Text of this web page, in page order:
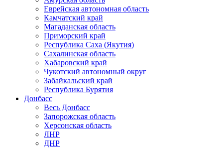
Еврейская автономная область
Камчатский край
Магаданская область
Приморский край
Республика Саха (Якутия)
Сахалинская область
Хабаровский край
Чукотский автономный округ
Забайкальский край
Республика Бурятия
Донбасс
Весь Донбасс
Запорожская область
Херсонская область
ЛНР
ДНР